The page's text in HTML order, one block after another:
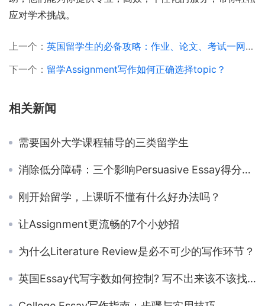
应对学术挑战。
上一个： 英国留学生的必备攻略：作业、论文、考试一网打尽
下一个： 留学Assignment写作如何正确选择topic？
相关新闻
需要国外大学课程辅导的三类留学生
消除低分障碍：三个影响Persuasive Essay得分的关键原因
刚开始留学，上课听不懂有什么好办法吗？
让Assignment更流畅的7个小妙招
为什么Literature Review是必不可少的写作环节？
英国Essay代写字数如何控制? 写不出来该不该找essay代写？